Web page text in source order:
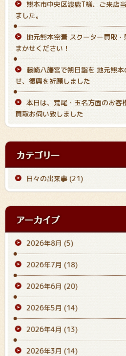
熊本市中央区渡鹿T様、ご来店
ました。
地元熊本密着 スクーター買取
まかせください！
藤崎八旛宮で朔日詣を 地元熊
せ、復興を祈願しました
本日は、荒尾・玉名方面のお客
買取お伺い致しました
日々の出来事 (21)
2026年8月 (5)
2026年7月 (18)
2026年6月 (20)
2026年5月 (14)
2026年4月 (13)
2026年3月 (14)